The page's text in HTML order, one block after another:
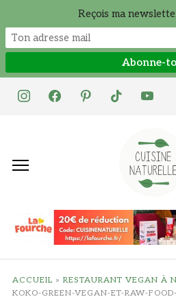
instagramfacebookpinteresttiktok youtube
ACCUEIL » RESTAURANT VEGAN À
KOKO-GREEN-VEGAN-ET-RAW-
Reçois ma